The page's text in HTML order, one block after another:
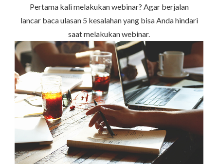
Pertama kali melakukan webinar? Agar berjalan
lancar baca ulasan 5 kesalahan yang bisa Anda hindari
saat melakukan webinar.